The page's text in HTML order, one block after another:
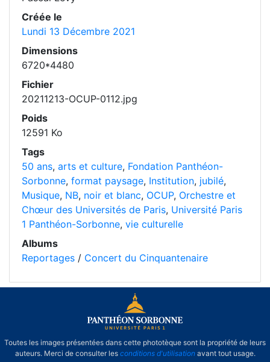
Créée le
Lundi 13 Décembre 2021
Dimensions
6720*4480
Fichier
20211213-OCUP-0112.jpg
Poids
12591 Ko
Tags
50 ans, arts et culture, Fondation Panthéon-
Sorbonne, format paysage, Institution, jubilé,
Musique, NB, noir et blanc, OCUP, Orchestre et
Chœur des Universités de Paris, Université Paris
1 Panthéon-Sorbonne, vie culturelle
Albums
Reportages / Concert du Cinquantenaire
Toutes les images présentées dans cette phototèque sont la propriété de leurs
auteurs. Merci de consulter les conditions d'utilisationavant tout usage.